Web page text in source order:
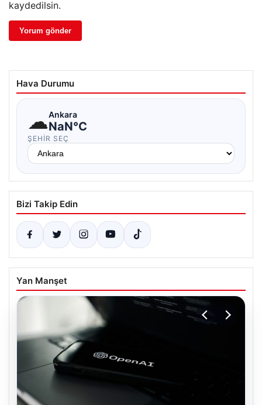
kaydedilsin.
Hava Durumu
☁Ankara
NaN°C
ŞEHIR SEÇ
Bizi Takip Edin
Yan Manşet